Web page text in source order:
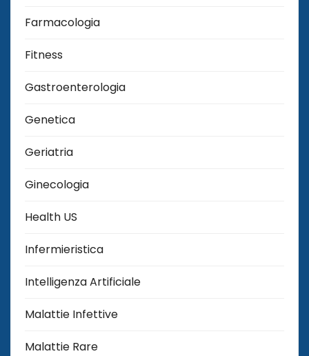
Farmacologia
Fitness
Gastroenterologia
Genetica
Geriatria
Ginecologia
Health US
Infermieristica
Intelligenza Artificiale
Malattie Infettive
Malattie Rare